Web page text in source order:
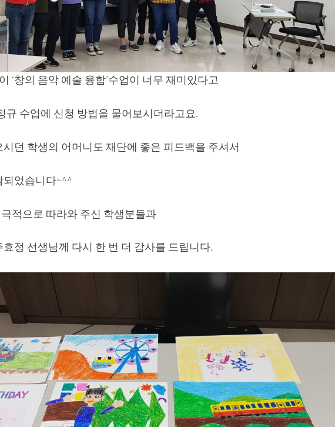
‘창의 음악 예술 융합’수업이 너무 재미있다고
규 수업에 신청 방법을 물어보시더라고요.
던 학생의 어머니도 재단에 좋은 피드백을 주셔서
되었습니다~^^
적으로 따라와 주신 학생분들과
정 선생님께 다시 한 번 더 감사를 드립니다.